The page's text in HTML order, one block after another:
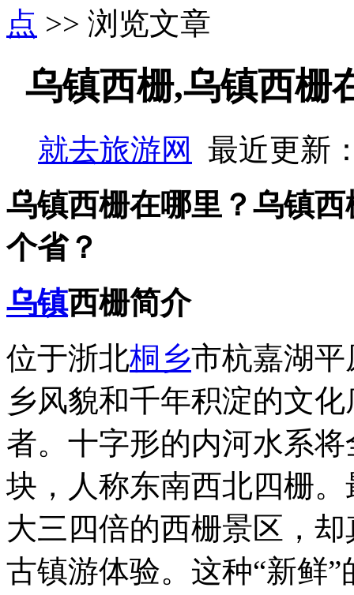
点 >> 浏览文章
乌镇西栅,乌镇西栅
就去旅游网
最近更新
乌镇西栅在哪里？乌镇
个省？
乌镇西栅简介
位于浙北桐乡市杭嘉湖平
乡风貌和千年积淀的文
者。十字形的内河水系
块，人称东南西北四栅
大三四倍的西栅景区，
古镇游体验。这种“新鲜